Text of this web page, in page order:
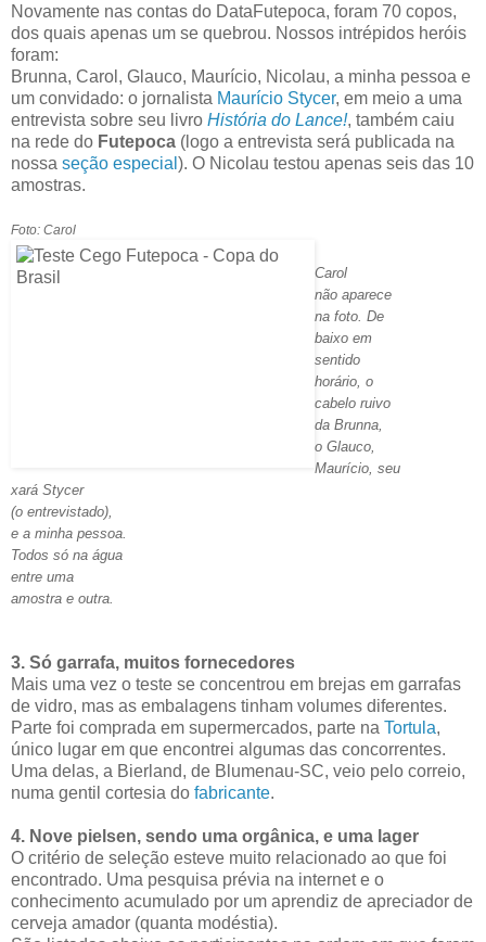
Novamente nas contas do DataFutepoca, foram 70 copos,
dos quais apenas um se quebrou. Nossos intrépidos heróis
foram:
Brunna, Carol, Glauco, Maurício, Nicolau, a minha pessoa e
um convidado: o jornalista Maurício Stycer, em meio a uma
entrevista sobre seu livro História do Lance!, também caiu
na rede do Futepoca (logo a entrevista será publicada na
nossa seção especial ). O Nicolau testou apenas seis das 10
amostras.
Foto: Carol
Carol
não aparece
na foto. De
baixo em
sentido
horário, o
cabelo ruivo
da Brunna,
o Glauco,
Maurício, seu
xará Stycer
(o entrevistado),
e a minha pessoa.
Todos só na água
entre uma
amostra e outra.
3. Só garrafa, muitos fornecedores
Mais uma vez o teste se concentrou em brejas em garrafas
de vidro, mas as embalagens tinham volumes diferentes.
Parte foi comprada em supermercados, parte na Tortula,
único lugar em que encontrei algumas das concorrentes.
Uma delas, a Bierland, de Blumenau-SC, veio pelo correio,
numa gentil cortesia do fabricante.
4. Nove pielsen, sendo uma orgânica, e uma lager
O critério de seleção esteve muito relacionado ao que foi
encontrado. Uma pesquisa prévia na internet e o
conhecimento acumulado por um aprendiz de apreciador de
cerveja amador (quanta modéstia).